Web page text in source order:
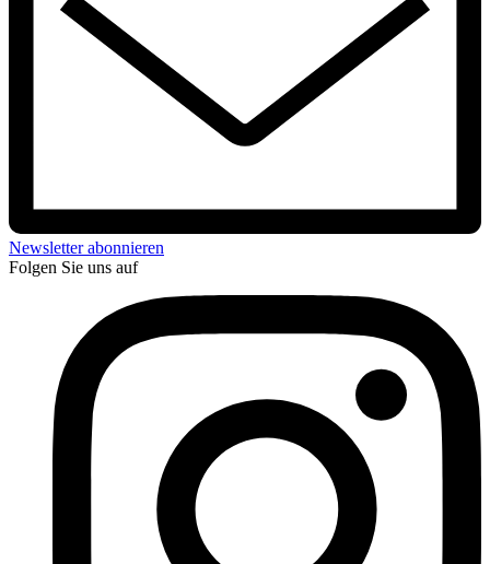
Newsletter abonnieren
Folgen Sie uns auf